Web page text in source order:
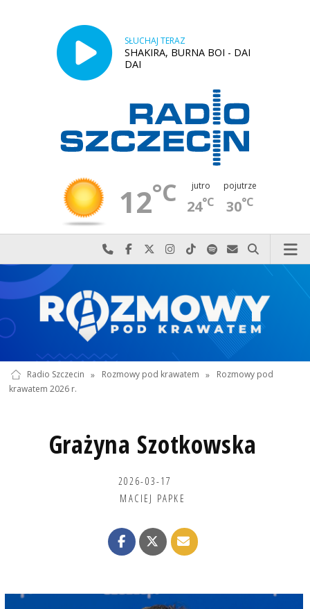
SŁUCHAJ TERAZ
SHAKIRA, BURNA BOI - DAI
DAI
12°C jutro
24°C
pojutrze
30°C
Najlepiej po prostu do nas zadzwoń
Odwiedź nas na Facebook-u
Odwiedź nas na X
Odwiedź nas na Instagram-ie
Odwiedź nas na TikTok-u
Szukaj nas na Spotify
Wyślij do nas
Szukaj
Radio Szczecin » Rozmowy pod krawatem »
Rozmowy pod
krawatem 2026 r.
Grażyna Szotkowska
2026-03-17
MACIEJ PAPKE